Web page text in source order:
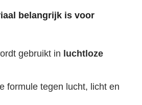
belangrijk is voor
gebruikt in luchtloze
formule tegen lucht, licht en